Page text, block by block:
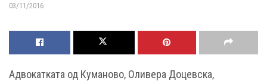
03/11/2016
Aдвокатката од Куманово, Оливера Доцевска,